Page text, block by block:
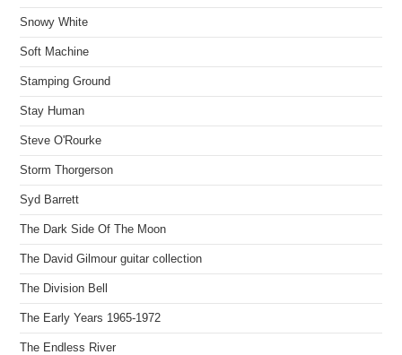
Snowy White
Soft Machine
Stamping Ground
Stay Human
Steve O'Rourke
Storm Thorgerson
Syd Barrett
The Dark Side Of The Moon
The David Gilmour guitar collection
The Division Bell
The Early Years 1965-1972
The Endless River